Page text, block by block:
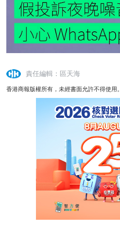
責任編輯：區天海
香港商報版權所有，未經書面允許不得使用。